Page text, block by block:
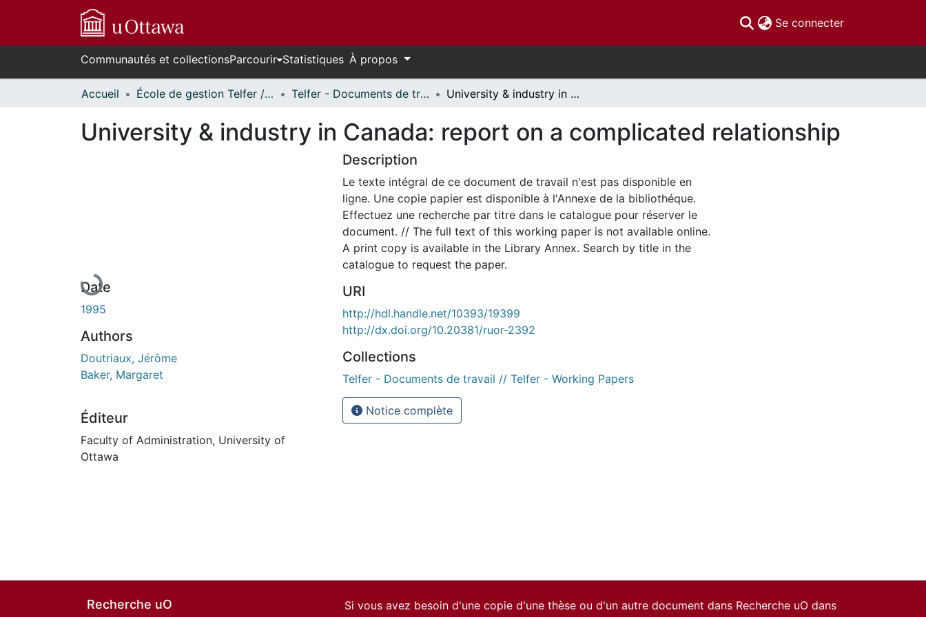
Se connecter(current)
Communautés et collectionsParcourir Statistiques À propos
Accueil École de gestion Telfer // Telfer School of Management Telfer - Documents de travail // Telfer - Working Papers University & industry in Canada: report on a complicated relationship
University & industry in Canada: report on a complicated relationship
En cours de chargement...
Date
1995
Authors
Doutriaux, Jérôme
Baker, Margaret
Éditeur
Faculty of Administration, University of
Ottawa
Description
Le texte intégral de ce document de travail n'est pas disponible en
ligne. Une copie papier est disponible à l'Annexe de la bibliothéque.
Effectuez une recherche par titre dans le catalogue pour réserver le
document. // The full text of this working paper is not available online.
A print copy is available in the Library Annex. Search by title in the
catalogue to request the paper.
URI
http://hdl.handle.net/10393/19399
http://dx.doi.org/10.20381/ruor-2392
Collections
Telfer - Documents de travail // Telfer - Working Papers
Notice complète
Recherche uO
Si vous avez besoin d'une copie d'une thèse ou d'un autre document dans Recherche uO dans